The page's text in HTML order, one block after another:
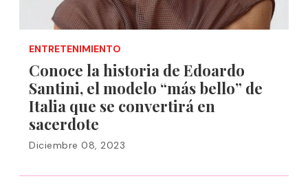
ENTRETENIMIENTO
Conoce la historia de Edoardo
Santini, el modelo “más bello” de
Italia que se convertirá en
sacerdote
Diciembre 08, 2023